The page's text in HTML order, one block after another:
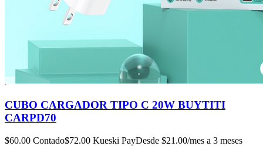
CUBO CARGADOR TIPO C 20W BUYTITI
CARPD70
$60.00 Contado$72.00 Kueski PayDesde $21.00/mes a 3 meses